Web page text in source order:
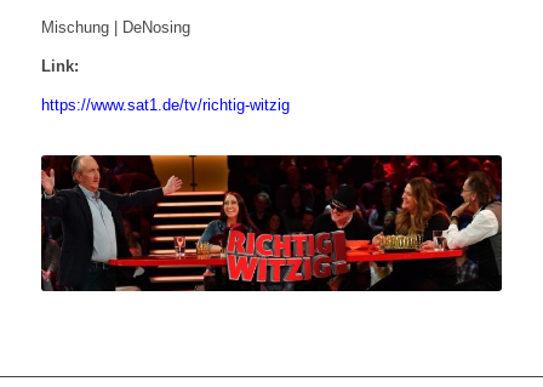
Mischung | DeNosing
Link:
https://www.sat1.de/tv/richtig-witzig